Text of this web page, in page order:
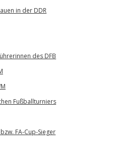
in der DDR
des DFB
Fußballturniers
FA-Cup-Sieger